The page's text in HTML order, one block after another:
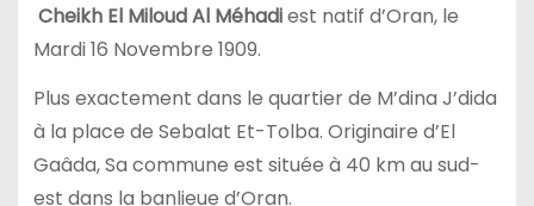
Cheikh El Miloud Al Méhadiest natif d’Oran, le
Mardi 16 Novembre 1909.
Plus exactement dans le quartier de M’dina J’dida
à la place de Sebalat Et-Tolba. Originaire d’El
Gaâda, Sa commune est située à 40 km au sud-
est dans la banlieue d’Oran.